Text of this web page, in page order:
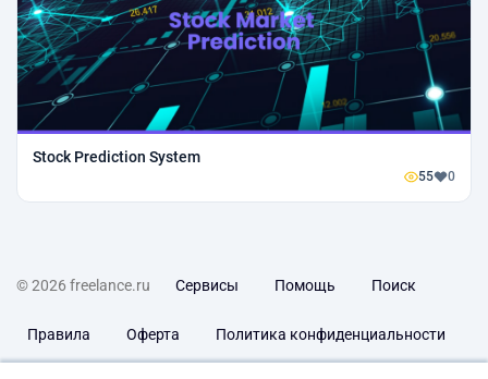
Stock Prediction System
55 0
© 2026 freelance.ru Сервисы Помощь Поиск
Правила Оферта Политика конфиденциальности